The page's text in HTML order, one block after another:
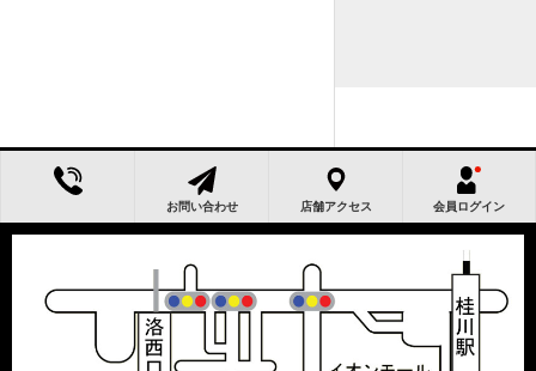
お問い合わせ 店舗アクセス 会員ログイン